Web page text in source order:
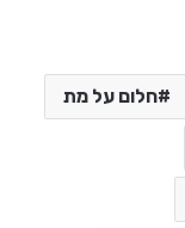
חלום על מת